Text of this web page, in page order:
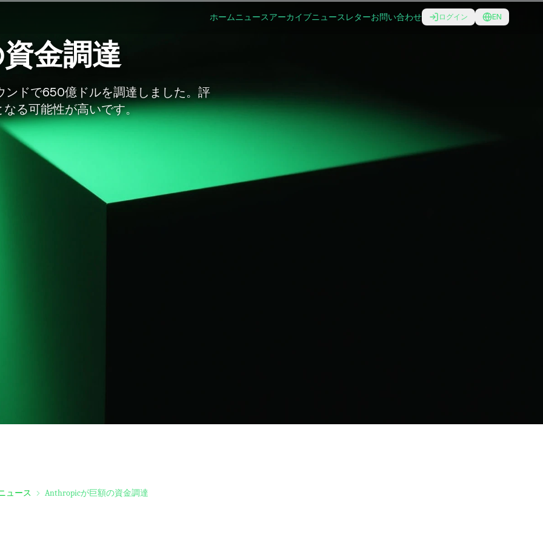
ホームニュースアーカイブニュースレターお問い合わせ ログイン EN
金調達
ドで650億ドルを調達しました。評
る可能性が高いです。
ュース Anthropicが巨額の資金調達